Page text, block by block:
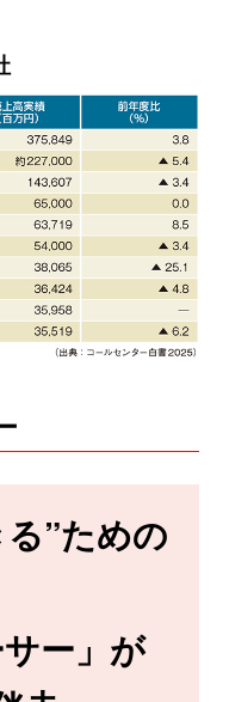
”ための
サー」が